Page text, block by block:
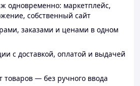
одновременно: маркетплейс,
собственный сайт
заказами и ценами в одном
с доставкой, оплатой и выдачей
— без ручного ввода